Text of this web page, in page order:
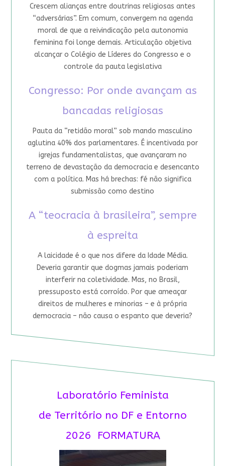
Crescem alianças entre doutrinas religiosas antes
“adversárias”. Em comum, convergem na agenda
moral de que a reivindicação pela autonomia
feminina foi longe demais. Articulação objetiva
alcançar o Colégio de Líderes do Congresso e o
controle da pauta legislativa
Congresso: Por onde avançam as
bancadas religiosas
Pauta da “retidão moral” sob mando masculino
aglutina 40% dos parlamentares. É incentivada por
igrejas fundamentalistas, que avançaram no
terreno de devastação da democracia e desencanto
com a política. Mas há brechas: fé não significa
submissão como destino
A “teocracia à brasileira”, sempre
à espreita
A laicidade é o que nos difere da Idade Média.
Deveria garantir que dogmas jamais poderiam
interferir na coletividade. Mas, no Brasil,
pressuposto está corroído. Por que ameaçar
direitos de mulheres e minorias – e à própria
democracia – não causa o espanto que deveria?
Laboratório Feminista
de Território no DF e Entorno
2026 FORMATURA